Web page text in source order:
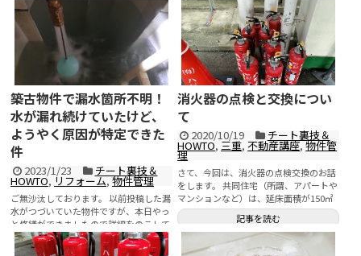
築古物件で漏水箇所不明！
水が漏れ続けていたけど、
ようやく原因が特定できた
件
2023/1/23 チート裏技＆
HOWTO, リフォーム,物件管理
ご無沙汰しております。 以前投稿した漏
水がつづいていた物件ですが、本日やっ
と修繕ができましたので詳細をのこして
おくためにまとめておきま...
記事を読む
消火器の点検と交換につい
て
2020/10/19 チート裏技＆
HOWTO,三重,不動産講座,物件管
理
さて、今回は、消火器の点検交換のお話
をします。 共同住宅（所謂、アパートや
マンションなど）は、延床面積が150㎡
以上ものについては消防...
記事を読む